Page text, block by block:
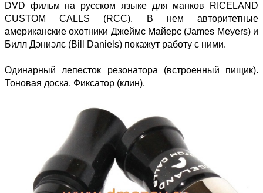
DVD фильм на русском языке для манков RICELAND
CUSTOM CALLS (RCC). В нем авторитетные
американские охотники Джеймс Майерс (James Meyers) и
Билл Дэниэлс (Bill Daniels) покажут работу с ними.
Одинарный лепесток резонатора (встроенный пищик).
Тоновая доска. Фиксатор (клин).